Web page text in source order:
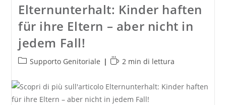
In
Der
EU
Jetzt
Grenzüberschreitend
Möglich
Elternunterhalt: Kinder haften
für ihre Eltern – aber nicht in
jedem Fall!
Categoria
Supporto Genitoriale
Tempo
lettura:
2 min di lettura